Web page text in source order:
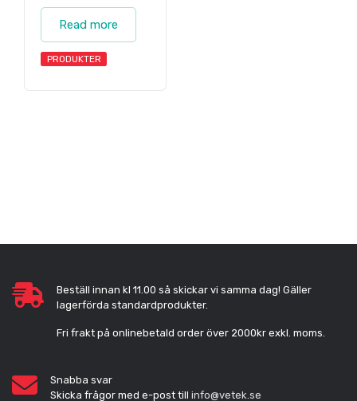
Read more
PRODUKTER
Beställ innan kl 11.00 så skickar vi samma dag! Gäller
lagerförda standardprodukter.
Fri frakt på onlinebetald order över 2000kr exkl. moms.
Snabba svar
Skicka frågor med e-post till info@vetek.se